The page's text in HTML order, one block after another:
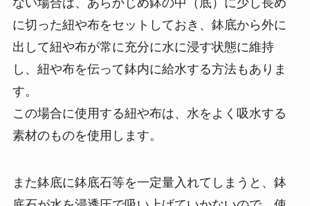
ない場合は、あらかじめ鉢の中（底）に少し長め
に切った紐や布をセットしておき、鉢底から外に
出して紐や布が常に充分に水に浸す状態に維持
し、紐や布を伝って鉢内に給水する方法もありま
す。
この場合に使用する紐や布は、水をよく吸水する
素材のものを使用します。
また鉢底に鉢底石等を一定量入れてしまうと、鉢